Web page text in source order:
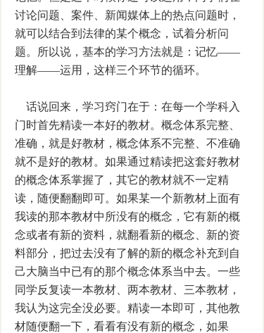
讨论问题、案件、新闻媒体上的热点问题时，
就可以结合到法律的某个概念，试着分析问
题。所以说，基本的学习方法就是：记忆――
理解――运用，这样三个环节的循环。
话说回来，学习窍门在于：在每一个学科入
门时首先精读一本好的教材。概念体系完整、
准确，就是好教材，概念体系不完整、不准确
就不是好的教材。如果通过精读把这套好教材
的概念体系掌握了，其它的教材就不一定精
读，随便翻翻即可。如果某一个新教材上面有
我读的那本教材中所没有的概念，它有新的概
念或者有新的资料，就翻看新的概念、新的资
料部分，把过去没有了解的新的概念补充到自
己大脑当中已有的那个概念体系当中去。一些
同学反复读一本教材、两本教材、三本教材，
我认为这完全没必要。精读一本即可，其他教
材随便翻一下，看看有没有新的概念，如果